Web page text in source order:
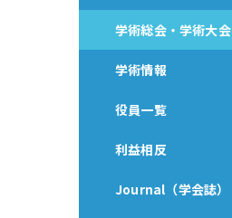
学術総会・学術大会
学術情報
役員一覧
利益相反
Journal（学会誌）